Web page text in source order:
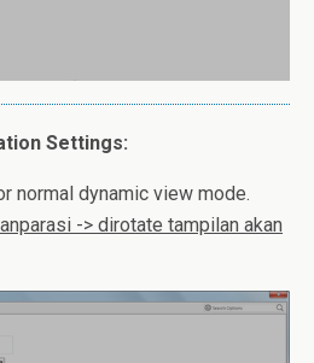
Settings:
normal dynamic view mode.
-> dirotate tampilan akan